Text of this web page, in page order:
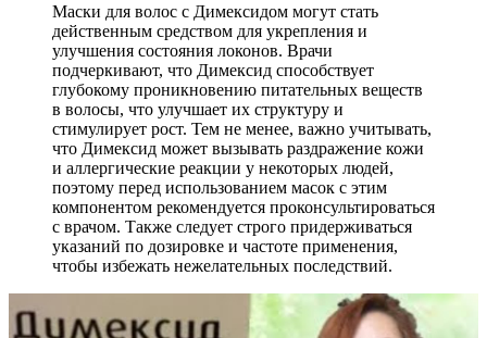
Маски для волос с Димексидом могут стать
действенным средством для укрепления и
улучшения состояния локонов. Врачи
подчеркивают, что Димексид способствует
глубокому проникновению питательных веществ
в волосы, что улучшает их структуру и
стимулирует рост. Тем не менее, важно учитывать,
что Димексид может вызывать раздражение кожи
и аллергические реакции у некоторых людей,
поэтому перед использованием масок с этим
компонентом рекомендуется проконсультироваться
с врачом. Также следует строго придерживаться
указаний по дозировке и частоте применения,
чтобы избежать нежелательных последствий.